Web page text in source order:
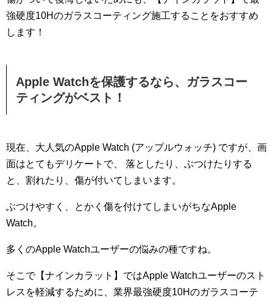
強硬度10Hのガラスコーティング施工することをおすすめ
します！
Apple Watchを保護するなら、ガラスコー
ティングがベスト！
現在、大人気のApple Watch (アップルウォッチ) ですが、画
面はとてもデリケートで、 落としたり、ぶつけたりする
と、割れたり、傷が付いてしまいます。
ぶつけやすく、とかく傷を付けてしまいがちなApple
Watch。
多くのApple Watchユーザーの悩みの種ですね。
そこで【ナインカラット】ではApple Watchユーザーのスト
レスを軽減するために、業界最強硬度10Hのガラスコーテ